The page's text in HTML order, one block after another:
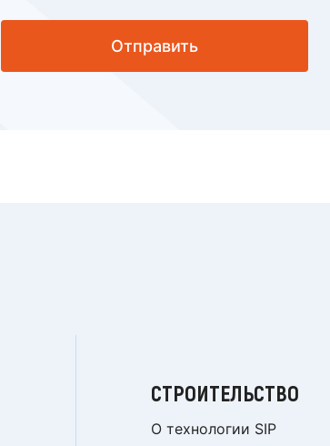
Отправить
СТРОИТЕЛЬСТВО
О технологии SIP